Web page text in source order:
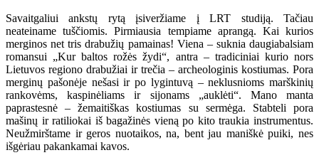
Savaitgaliui ankstų rytą įsiveržiame į LRT studiją. Tačiau
neateiname tuščiomis. Pirmiausia tempiame aprangą. Kai kurios
merginos net tris drabužių pamainas! Viena – suknia daugiabalsiam
romansui „Kur baltos rožės žydi“, antra – tradiciniai kurio nors
Lietuvos regiono drabužiai ir trečia – archeologinis kostiumas. Pora
merginų pašonėje nešasi ir po lygintuvą – neklusnioms marškinių
rankovėms, kaspinėliams ir sijonams „auklėti“. Mano manta
paprastesnė – žemaitiškas kostiumas su sermėga. Stabteli pora
mašinų ir ratiliokai iš bagažinės vieną po kito traukia instrumentus.
Neužmirštame ir geros nuotaikos, na, bent jau maniškė puiki, nes
išgėriau pakankamai kavos.